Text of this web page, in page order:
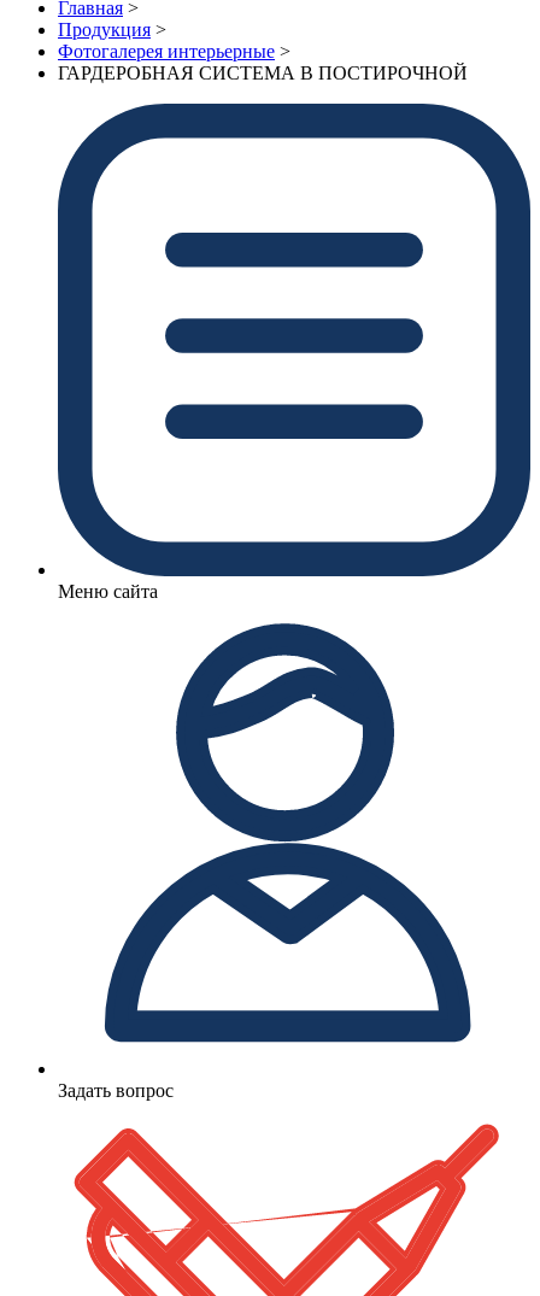
Главная >
Продукция >
Фотогалерея интерьерные >
ГАРДЕРОБНАЯ СИСТЕМА В ПОСТИРОЧНОЙ
Меню сайта
Задать вопрос